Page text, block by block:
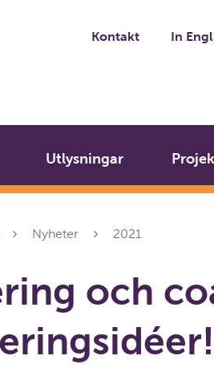
Kontakt In
Utlysningar
Nyheter 2021
och